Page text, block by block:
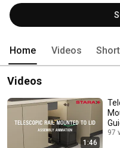
Sanayi Bölgesindeki 32.500m2
binamızda genç dinamik
devam etmekteyiz.
Home Videos
Videos
1:46
97